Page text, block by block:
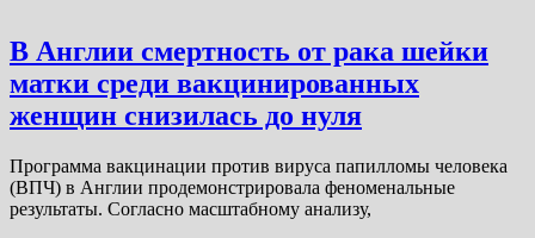
В Англии смертность от рака шейки
матки среди вакцинированных
женщин снизилась до нуля
Программа вакцинации против вируса папилломы человека
(ВПЧ) в Англии продемонстрировала феноменальные
результаты. Согласно масштабному анализу,